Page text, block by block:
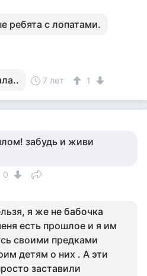
ребята с лопатами.
7 лет 1
забудь и живи
0
я же не бабочка
есть прошлое и я им
своими предками
детям о них . А эти
заставили